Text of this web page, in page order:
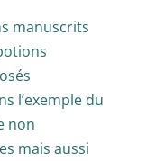
manuscrits
l’exemple du
non
mais aussi